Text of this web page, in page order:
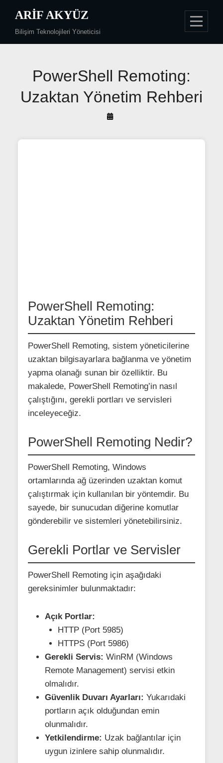
content
ARIF AKYÜZ
Bilişim Teknolojileri Yöneticisi
PowerShell Remoting:
Uzaktan Yönetim Rehberi
By
Akyüz
PowerShell Remoting:
Uzaktan Yönetim Rehberi
PowerShell Remoting, sistem yöneticilerine
uzaktan bilgisayarlara bağlanma ve yönetim
yapma olanağı sunan bir özelliktir. Bu
makalede, PowerShell Remoting’in nasıl
çalıştığını, gerekli portları ve servisleri
inceleyeceğiz.
PowerShell Remoting Nedir?
PowerShell Remoting, Windows
ortamlarında ağ üzerinden uzaktan komut
çalıştırmak için kullanılan bir yöntemdir. Bu
sayede, bir sunucudan diğerine komutlar
gönderebilir ve sistemleri yönetebilirsiniz.
Gerekli Portlar ve Servisler
PowerShell Remoting için aşağıdaki
gereksinimler bulunmaktadır:
Açık Portlar:
HTTP (Port 5985)
HTTPS (Port 5986)
Gerekli Servis: WinRM (Windows
Remote Management) servisi etkin
olmalıdır.
Güvenlik Duvarı Ayarları: Yukarıdaki
portların açık olduğundan emin
olunmalıdır.
Yetkilendirme: Uzak bağlantılar için
uygun izinlere sahip olunmalıdır.
Yazı